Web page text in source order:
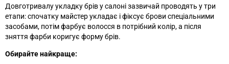
Довготривалу укладку брів у салоні зазвичай проводять у три
етапи: спочатку майстер укладає і фіксує брови спеціальними
засобами, потім фарбує волосся в потрібний колір, а після
зняття фарби коригує форму брів.
Обирайте найкраще: